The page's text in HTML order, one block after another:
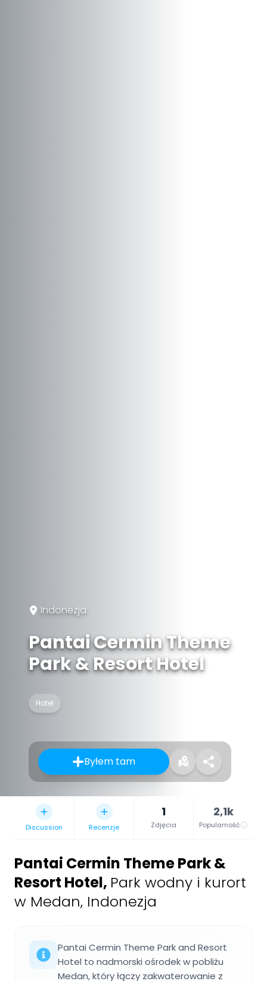
Indonezja
Pantai Cermin Theme
Park & ​​Resort Hotel
Hotel
Byłem tam
Discussion Recenzje
1
Zdjęcia
2,1k
Popularność
Pantai Cermin Theme Park & ​​
Resort Hotel, Park wodny i kurort
w Medan, Indonezja
Pantai Cermin Theme Park and Resort
Hotel to nadmorski ośrodek w pobliżu
Medan, który łączy zakwaterowanie z